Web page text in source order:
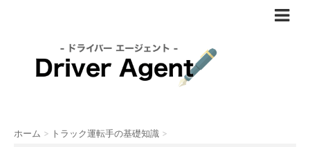
ホーム > トラック運転手の基礎知識 >